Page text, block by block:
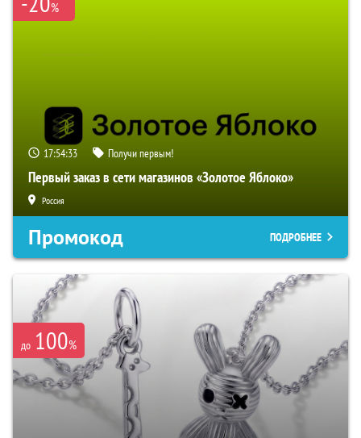
%
17:54:32 Получи первым!
Первый заказ в сети магазинов «Золотое Яблоко»
Россия
Промокод ПОДРОБНЕЕ
до 100%